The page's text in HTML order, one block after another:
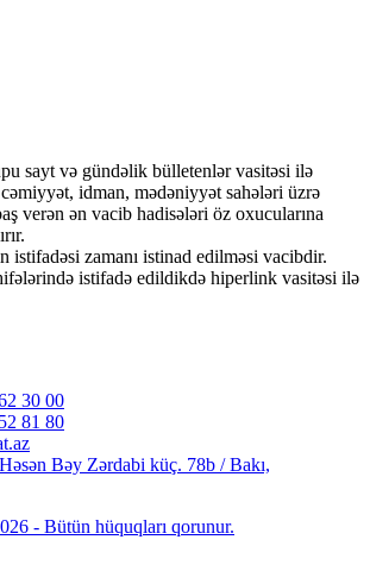
sayt və gündəlik bülletenlər vasitəsi ilə
idman, mədəniyyət sahələri üzrə
verən ən vacib hadisələri öz oxucularına
istifadəsi zamanı istinad edilməsi vacibdir.
istifadə edildikdə hiperlink vasitəsi ilə
30 00
81 80
Bəy Zərdabi küç. 78b / Bakı,
- Bütün hüquqları qorunur.